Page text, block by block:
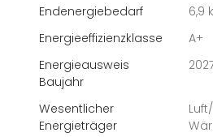
Endenergiebedarf
6,9
Energieeffizienzklasse
A+
Energieausweis
Baujahr
Wesentlicher
Energieträger